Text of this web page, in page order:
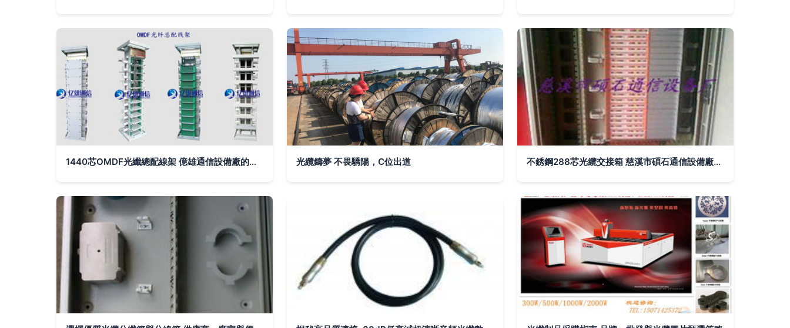
1440芯OMDF光纖總配線架 億雄通信設備廠的高容量光纜解決方案 光纜鑄夢 不畏驕陽，C位出道 不銹鋼288芯光纜交接箱 慈溪市碩石通信設備廠的高品質選擇